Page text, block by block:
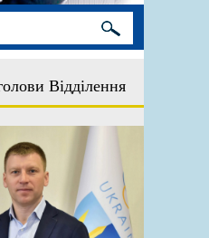
Відділення